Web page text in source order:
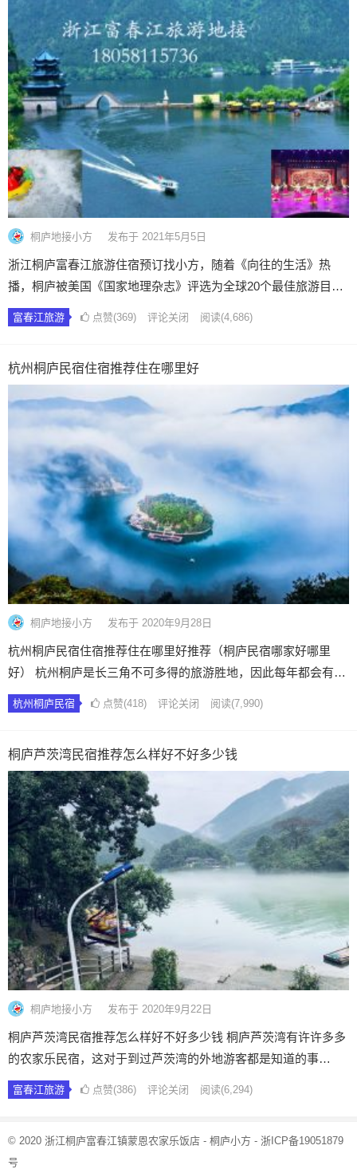
桐庐地接小方 发布于 2021年5月5日
浙江桐庐富春江旅游住宿预订找小方，随着《向往的生活》热
播，桐庐被美国《国家地理杂志》评选为全球20个最佳旅游目…
富春江旅游 点赞(369) 评论关闭 阅读(4,686)
杭州桐庐民宿住宿推荐住在哪里好
桐庐地接小方 发布于 2020年9月28日
杭州桐庐民宿住宿推荐住在哪里好推荐（桐庐民宿哪家好哪里
好） 杭州桐庐是长三角不可多得的旅游胜地，因此每年都会有…
杭州桐庐民宿 点赞(418) 评论关闭 阅读(7,990)
桐庐芦茨湾民宿推荐怎么样好不好多少钱
桐庐地接小方 发布于 2020年9月22日
桐庐芦茨湾民宿推荐怎么样好不好多少钱 桐庐芦茨湾有许许多多
的农家乐民宿，这对于到过芦茨湾的外地游客都是知道的事…
富春江旅游 点赞(386) 评论关闭 阅读(6,294)
© 2020 浙江桐庐富春江镇蒙恩农家乐饭店 - 桐庐小方 - 浙ICP备19051879
号